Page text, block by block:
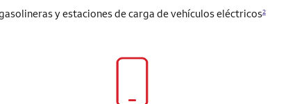
y estaciones de carga de vehículos eléctricos2